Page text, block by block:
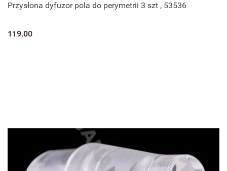
Przysłona dyfuzor pola do perymetrii 3 szt , 53536
119.00